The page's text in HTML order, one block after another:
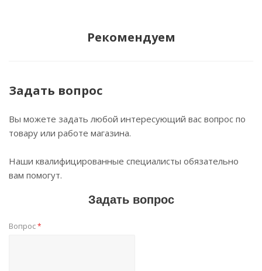
Рекомендуем
Задать вопрос
Вы можете задать любой интересующий вас вопрос по
товару или работе магазина.
Наши квалифицированные специалисты обязательно
вам помогут.
Задать вопрос
Вопрос*